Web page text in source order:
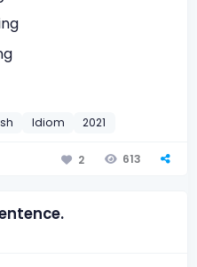
Idiom 2021
2 613